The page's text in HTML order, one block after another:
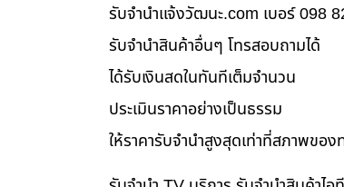
รับจํานําแจ้งวัฒนะ.com เบอร์ 098
รับจำนำสินค้าอื่นๆ โทรสอบถามได้
ได้รับเงินสดในทันทีเต็มจำนวน
ประเมินราคาอย่างเป็นธรรม
ให้ราคารับจำนำสูงสุดเท่าที่สภาพขอ